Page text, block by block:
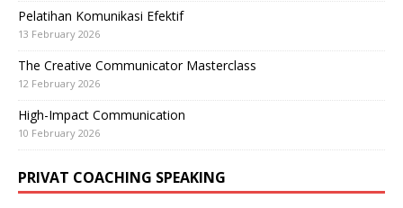
Pelatihan Komunikasi Efektif
13 February 2026
The Creative Communicator Masterclass
12 February 2026
High-Impact Communication
10 February 2026
PRIVAT COACHING SPEAKING